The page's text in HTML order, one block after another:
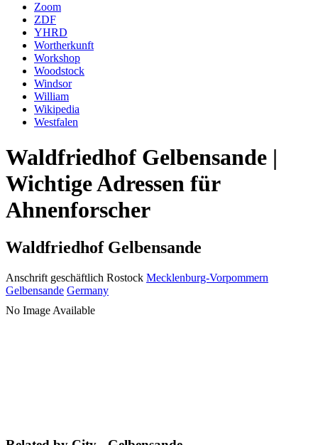
Zoom
ZDF
YHRD
Wortherkunft
Workshop
Woodstock
Windsor
William
Wikipedia
Westfalen
Waldfriedhof Gelbensande |
Wichtige Adressen für
Ahnenforscher
Waldfriedhof Gelbensande
Anschrift geschäftlich Rostock Mecklenburg-Vorpommern
Gelbensande Germany
No Image Available